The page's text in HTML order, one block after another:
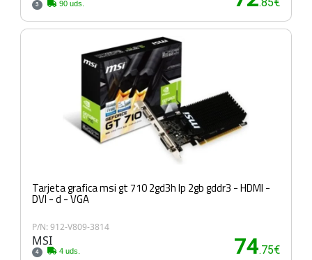
3 90 uds.
Tarjeta grafica msi gt 710 2gd3h lp 2gb gddr3 - HDMI -
DVI - d - VGA
P/N: 912-V809-3814
MSI
4 4 uds. 74.75€